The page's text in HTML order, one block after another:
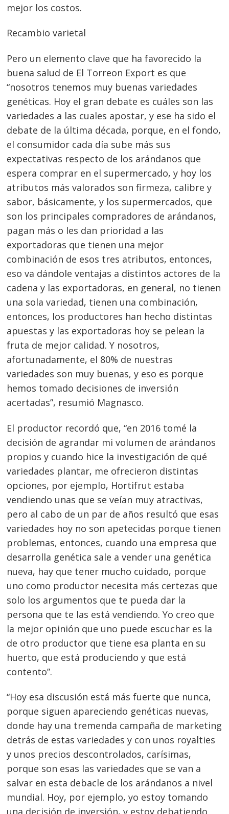
mejor los costos.
Recambio varietal
Pero un elemento clave que ha favorecido la
buena salud de El Torreon Export es que
“nosotros tenemos muy buenas variedades
genéticas. Hoy el gran debate es cuáles son las
variedades a las cuales apostar, y ese ha sido el
debate de la última década, porque, en el fondo,
el consumidor cada día sube más sus
expectativas respecto de los arándanos que
espera comprar en el supermercado, y hoy los
atributos más valorados son firmeza, calibre y
sabor, básicamente, y los supermercados, que
son los principales compradores de arándanos,
pagan más o les dan prioridad a las
exportadoras que tienen una mejor
combinación de esos tres atributos, entonces,
eso va dándole ventajas a distintos actores de la
cadena y las exportadoras, en general, no tienen
una sola variedad, tienen una combinación,
entonces, los productores han hecho distintas
apuestas y las exportadoras hoy se pelean la
fruta de mejor calidad. Y nosotros,
afortunadamente, el 80% de nuestras
variedades son muy buenas, y eso es porque
hemos tomado decisiones de inversión
acertadas”, resumió Magnasco.
El productor recordó que, “en 2016 tomé la
decisión de agrandar mi volumen de arándanos
propios y cuando hice la investigación de qué
variedades plantar, me ofrecieron distintas
opciones, por ejemplo, Hortifrut estaba
vendiendo unas que se veían muy atractivas,
pero al cabo de un par de años resultó que esas
variedades hoy no son apetecidas porque tienen
problemas, entonces, cuando una empresa que
desarrolla genética sale a vender una genética
nueva, hay que tener mucho cuidado, porque
uno como productor necesita más certezas que
solo los argumentos que te pueda dar la
persona que te las está vendiendo. Yo creo que
la mejor opinión que uno puede escuchar es la
de otro productor que tiene esa planta en su
huerto, que está produciendo y que está
contento”.
“Hoy esa discusión está más fuerte que nunca,
porque siguen apareciendo genéticas nuevas,
donde hay una tremenda campaña de marketing
detrás de estas variedades y con unos royalties
y unos precios descontrolados, carísimas,
porque son esas las variedades que se van a
salvar en esta debacle de los arándanos a nivel
mundial. Hoy, por ejemplo, yo estoy tomando
una decisión de inversión, y estoy debatiendo